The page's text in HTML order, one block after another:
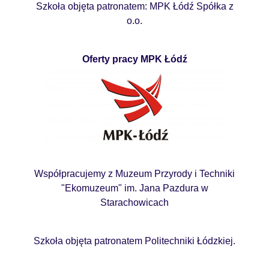
Szkoła objęta patronatem: MPK Łódź Spółka z
o.o.
Oferty pracy MPK Łódź
Współpracujemy z Muzeum Przyrody i Techniki
"Ekomuzeum" im. Jana Pazdura w
Starachowicach
Szkoła objęta patronatem Politechniki Łódzkiej.